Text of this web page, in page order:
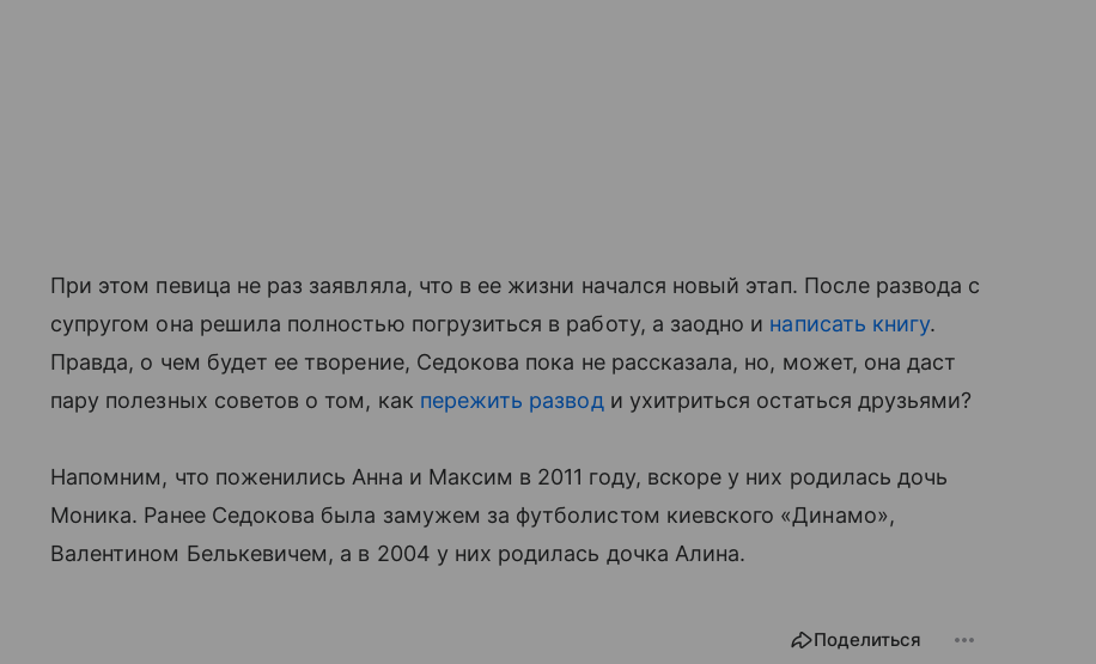
При этом певица не раз заявляла, что в ее жизни начался новый этап. После развода с
супругом она решила полностью погрузиться в работу, а заодно и написать книгу.
Правда, о чем будет ее творение, Седокова пока не рассказала, но, может, она даст
пару полезных советов о том, как пережить разводи ухитриться остаться друзьями?
Напомним, что поженились Анна и Максим в 2011 году, вскоре у них родилась дочь
Моника. Ранее Седокова была замужем за футболистом киевского «Динамо»,
Валентином Белькевичем, а в 2004 у них родилась дочка Алина.
Поделиться